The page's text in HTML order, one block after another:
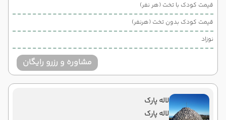
قیمت کودک با تخت (هر نفر)
قیمت کودک بدون تخت (هرنفر)
نوزاد
مشاوره و رزرو رایگان
لاله پارک
لاله پارک